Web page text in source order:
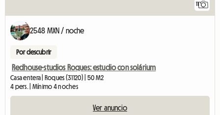
11
2548 MXN / noche
Por descubrir
Redhouse-studios Roques: estudio con solárium
Casa entera | Roques (31120) | 50 M2
4 pers. | Mínimo 4 noches
Ver anuncio